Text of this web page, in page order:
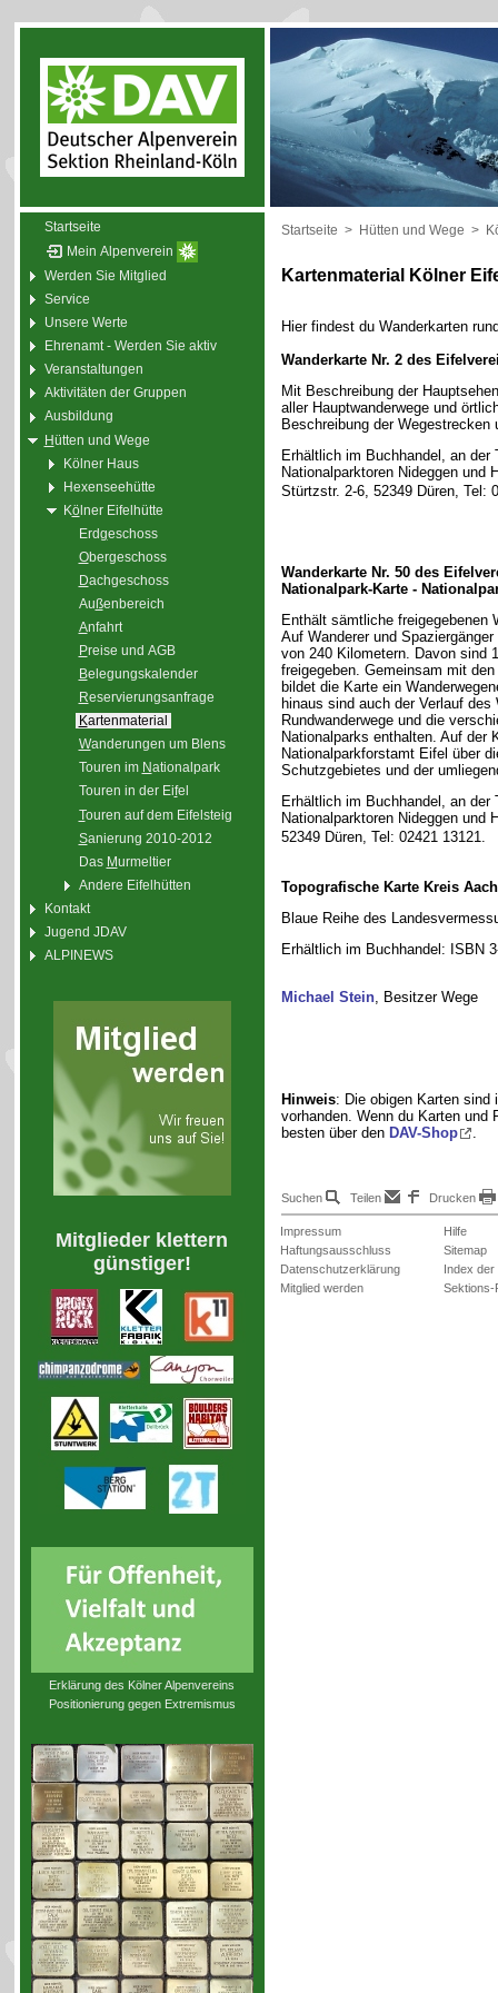
Startseite
Mein Alpenverein
Werden Sie Mitglied
Service
Unsere Werte
Ehrenamt - Werden Sie aktiv
Veranstaltungen
Aktivitäten der Gruppen
Ausbildung
Hütten und Wege
Kölner Haus
Hexenseehütte
Kölner Eifelhütte
Erdgeschoss
Obergeschoss
Dachgeschoss
Außenbereich
Anfahrt
Preise und AGB
Belegungskalender
Reservierungsanfrage
Kartenmaterial
Wanderungen um Blens
Touren im Nationalpark
Touren in der Eifel
Touren auf dem Eifelsteig
Sanierung 2010-2012
Das Murmeltier
Andere Eifelhütten
Kontakt
Jugend JDAV
ALPINEWS
Mitglieder klettern
günstiger!
Erklärung des Kölner Alpenvereins
Positionierung gegen Extremismus
Startseite > Hütten und Wege >
Kartenmaterial Kölner
Hier findest du Wanderkarten
Wanderkarte Nr. 2 des
Mit Beschreibung der
aller Hauptwanderwege und
Beschreibung der Wegestrecken
Erhältlich im Buchhandel, an
Nationalparktoren Nideggen und
Stürtzstr. 2-6, 52349 Düren, Tel:
Wanderkarte Nr. 50 des
Nationalpark-Karte -
Enthält sämtliche freigegebenen
Auf Wanderer und
von 240 Kilometern. Davon sind
freigegeben. Gemeinsam mit
bildet die Karte ein
hinaus sind auch der Verlauf
Rundwanderwege und die
Nationalparks enthalten. Auf der
Nationalparkforstamt Eifel über
Schutzgebietes und der
Erhältlich im Buchhandel, an
Nationalparktoren Nideggen und
52349 Düren, Tel: 02421 13121.
Topografische Karte Kreis
Blaue Reihe des
Erhältlich im Buchhandel: ISBN
Michael Stein, Besitzer Wege
Hinweis: Die obigen Karten sind
vorhanden. Wenn du Karten und
besten über den DAV-Shop .
Suchen Teilen Drucken
Impressum
Haftungsausschluss
Datenschutzerklärung
Mitglied werden
Hilfe
Sitemap
Index der
Sektions-